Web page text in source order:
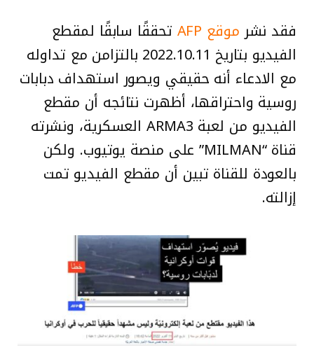
فقد نشرموقع AFP
تحققًا سابقًا لمقطع
الفيديو بتاريخ 2022.10.11 بالتزامن مع تداوله
مع الادعاء أنه حقيقي ويصور استهداف دبابات
روسية واحتراقها، أظهرت نتائجه أن مقطع
الفيديو من لعبة ARMA3 العسكرية، ونشرته
قناة “MILMAN” على منصة يوتيوب. ولكن
بالعودة للقناة تبين أن مقطع الفيديو تمت
إزالته.